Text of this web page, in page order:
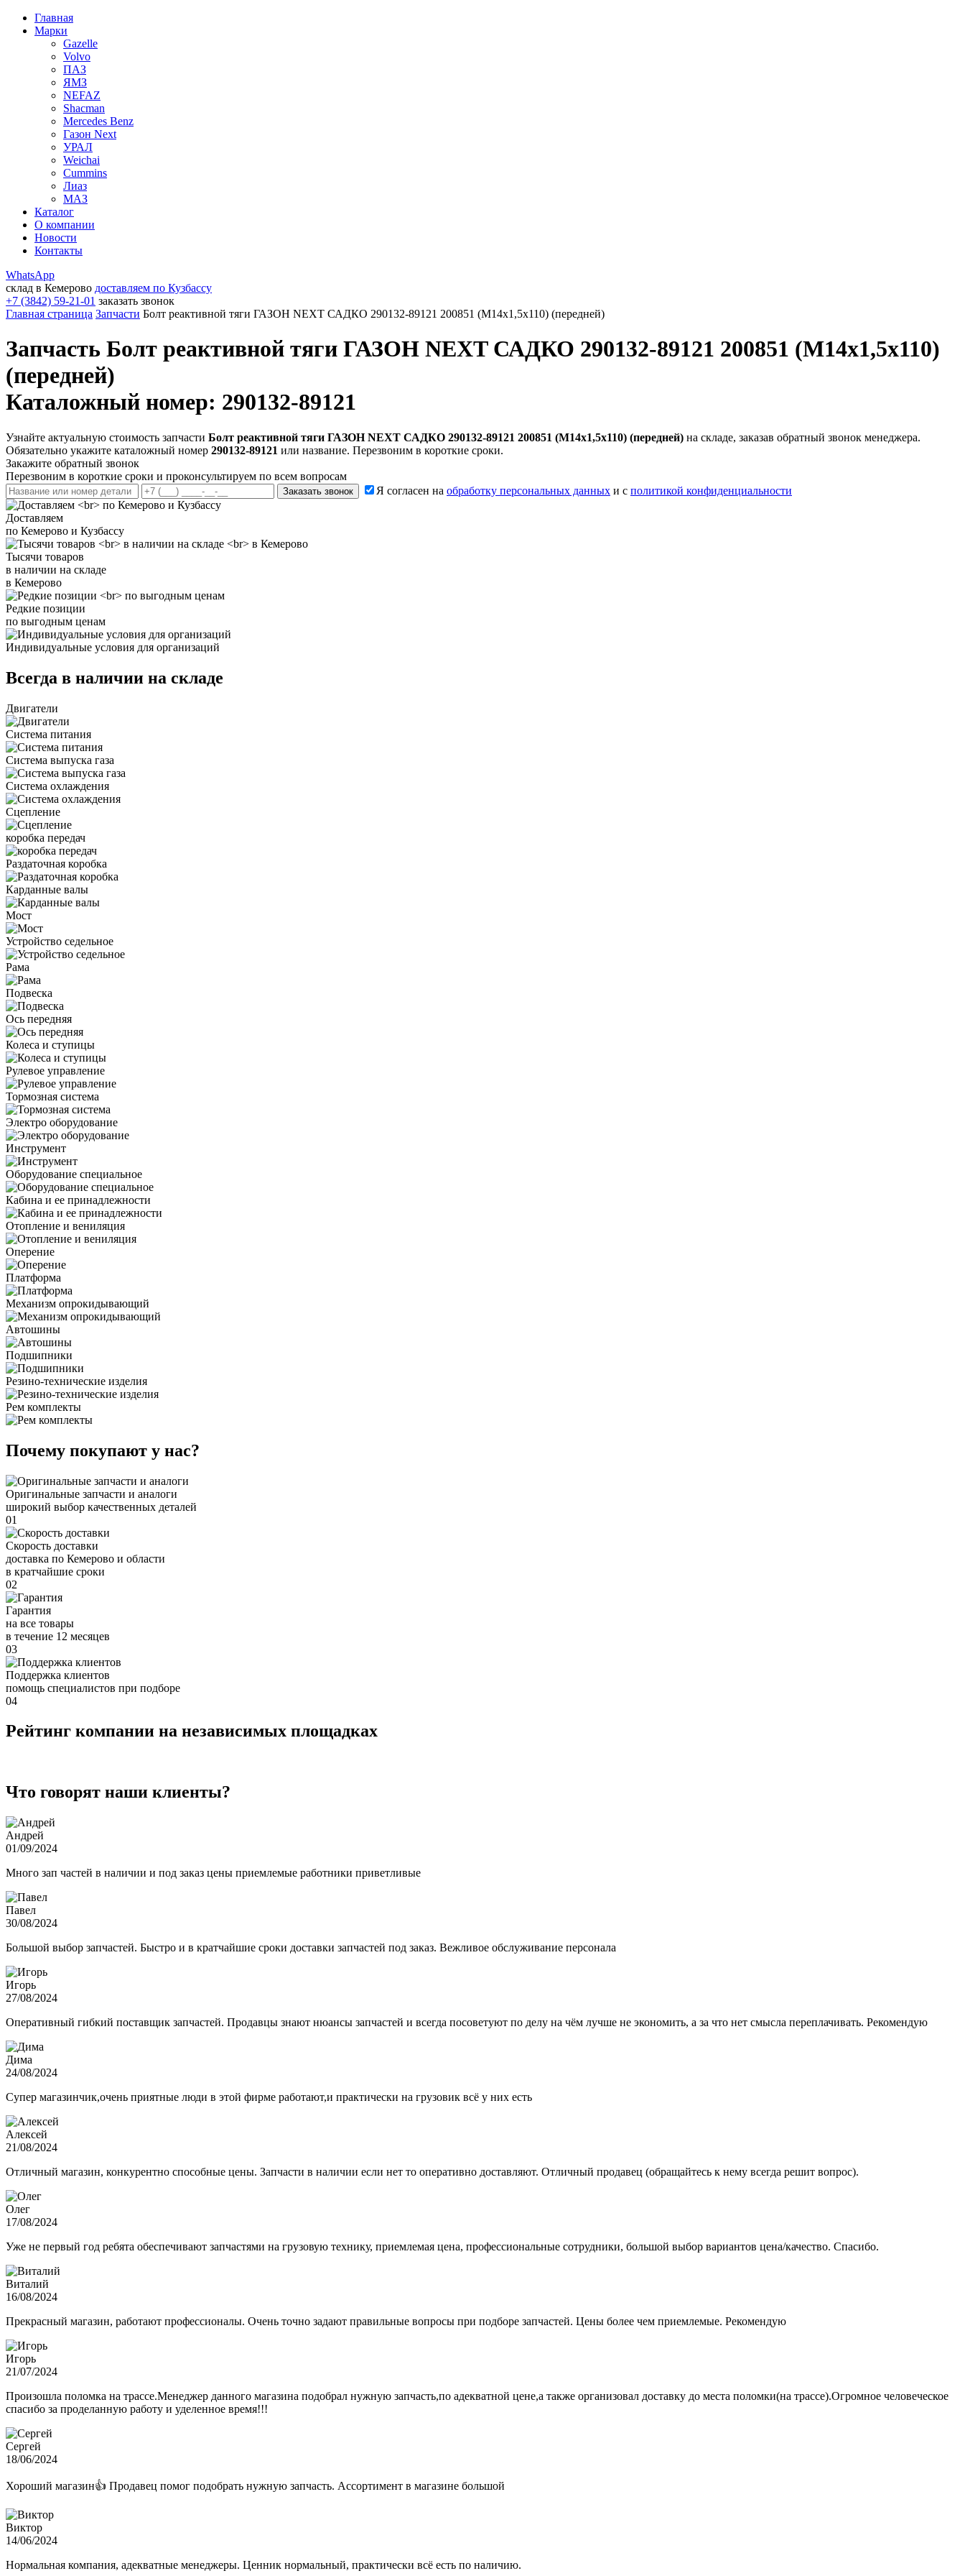
Главная
Марки
Gazelle
Volvo
ПАЗ
ЯМЗ
NEFAZ
Shacman
Mercedes Benz
Газон Next
УРАЛ
Weichai
Cummins
Лиаз
МАЗ
Каталог
О компании
Новости
Контакты
WhatsApp
склад в Кемерово доставляем по Кузбассу
+7 (3842) 59-21-01 заказать звонок
Главная страница Запчасти Болт реактивной тяги ГАЗОН NEXT САДКО 290132-89121 200851 (М14х1,5х110) (передней)
Запчасть Болт реактивной тяги ГАЗОН NEXT САДКО 290132-89121 200851 (М14х1,5х110)
(передней)
Каталожный номер: 290132-89121
Узнайте актуальную стоимость запчасти Болт реактивной тяги ГАЗОН NEXT САДКО 290132-89121 200851 (М14х1,5х110) (передней) на складе, заказав обратный звонок менеджера.
Обязательно укажите каталожный номер 290132-89121 или название. Перезвоним в короткие сроки.
Закажите обратный звонок
Перезвоним в короткие сроки и проконсультируем по всем вопросам
Заказать звонок Я согласен на обработку персональных данных и с политикой конфиденциальности
Доставляем
по Кемерово и Кузбассу
Тысячи товаров
в наличии на складе
в Кемерово
Редкие позиции
по выгодным ценам
Индивидуальные условия для организаций
Всегда в наличии на складе
Двигатели
Система питания
Система выпуска газа
Система охлаждения
Сцепление
коробка передач
Раздаточная коробка
Карданные валы
Мост
Устройство седельное
Рама
Подвеска
Ось передняя
Колеса и ступицы
Рулевое управление
Тормозная система
Электро оборудование
Инструмент
Оборудование специальное
Кабина и ее принадлежности
Отопление и вениляция
Оперение
Платформа
Механизм опрокидывающий
Автошины
Подшипники
Резино-технические изделия
Рем комплекты
Почему покупают у нас?
Оригинальные запчасти и аналоги
широкий выбор качественных деталей
01
Скорость доставки
доставка по Кемерово и области
в кратчайшие сроки
02
Гарантия
на все товары
в течение 12 месяцев
03
Поддержка клиентов
помощь специалистов при подборе
04
Рейтинг компании на независимых площадках
Что говорят наши клиенты?
Андрей
01/09/2024
Много зап частей в наличии и под заказ цены приемлемые работники приветливые
Павел
30/08/2024
Большой выбор запчастей. Быстро и в кратчайшие сроки доставки запчастей под заказ. Вежливое обслуживание персонала
Игорь
27/08/2024
Оперативный гибкий поставщик запчастей. Продавцы знают нюансы запчастей и всегда посоветуют по делу на чём лучше не экономить, а за что нет смысла переплачивать. Рекомендую
Дима
24/08/2024
Супер магазинчик,очень приятные люди в этой фирме работают,и практически на грузовик всё у них есть
Алексей
21/08/2024
Отличный магазин, конкурентно способные цены. Запчасти в наличии если нет то оперативно доставляют. Отличный продавец (обращайтесь к нему всегда решит вопрос).
Олег
17/08/2024
Уже не первый год ребята обеспечивают запчастями на грузовую технику, приемлемая цена, профессиональные сотрудники, большой выбор вариантов цена/качество. Спасибо.
Виталий
16/08/2024
Прекрасный магазин, работают профессионалы. Очень точно задают правильные вопросы при подборе запчастей. Цены более чем приемлемые. Рекомендую
Игорь
21/07/2024
Произошла поломка на трассе.Менеджер данного магазина подобрал нужную запчасть,по адекватной цене,а также организовал доставку до места поломки(на трассе).Огромное человеческое
спасибо за проделанную работу и уделенное время!!!
Сергей
18/06/2024
Хороший магазин👍 Продавец помог подобрать нужную запчасть. Ассортимент в магазине большой
Виктор
14/06/2024
Нормальная компания, адекватные менеджеры. Ценник нормальный, практически всё есть по наличию.